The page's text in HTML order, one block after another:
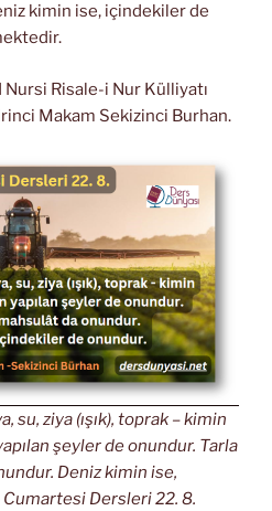
kimin ise, içindekiler de
Risale-i Nur Külliyatı
Makam Sekizinci Burhan.
su, ziya (ışık), toprak – kimin
şeyler de onundur. Tarla
Deniz kimin ise,
Dersleri 22. 8.